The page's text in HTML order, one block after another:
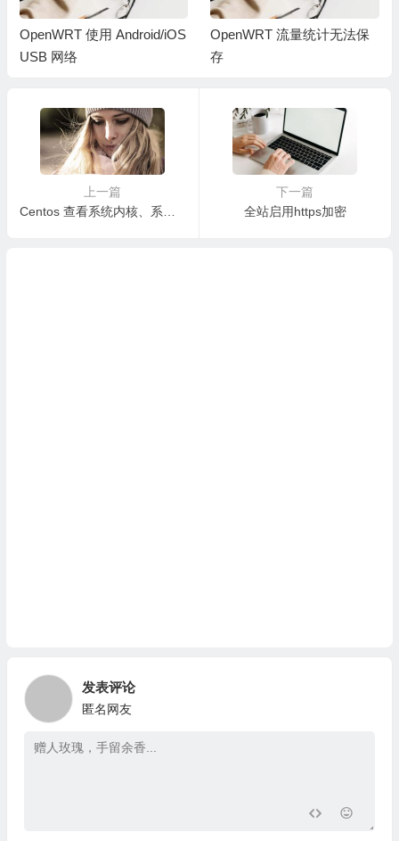
OpenWRT 使用 Android/iOS
USB 网络
OpenWRT 流量统计无法保
存
上一篇
下一篇
全站启用https加密
发表评论
匿名网友